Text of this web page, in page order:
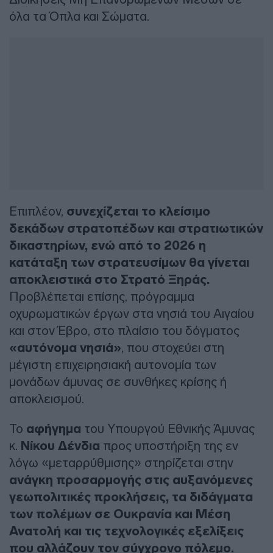
όλα τα Όπλα και Σώματα.
Επιπλέον, συνεχίζεται το κλείσιμο
δεκάδων στρατοπέδων και στρατιωτικών
δικαστηρίων, ενώ από το 2026 η
κατάταξη των στρατευσίμων θα γίνεται
αποκλειστικά στο Στρατό Ξηράς.
Προβλέπεται επίσης, πρόγραμμα
οχυρωματικών έργων στα νησιά του Αιγαίου
και στον Έβρο, στο πλαίσιο του δόγματος
«αυτόνομα νησιά», που στοχεύει στη
μέγιστη επιχειρησιακή αυτονομία των
μονάδων άμυνας σε συνθήκες κρίσης ή
αποκλεισμού.
Το αφήγημα του Υπουργού Εθνικής Άμυνας
κ. Νίκου Δένδια προς υποστήριξη της εν
λόγω «μεταρρύθμισης» στηρίζεται στην
ανάγκη προσαρμογής στις αυξανόμενες
γεωπολιτικές προκλήσεις, τα διδάγματα
των πολέμων σε Ουκρανία και Μέση
Ανατολή και τις τεχνολογικές εξελίξεις
που αλλάζουν τον σύγχρονο πόλεμο.